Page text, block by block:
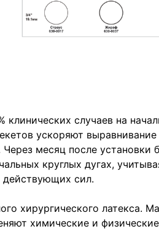
клинических случаев на
ускоряют
месяц после установки
круглых дугах,
действующих сил.
хирургического латекса.
химические и